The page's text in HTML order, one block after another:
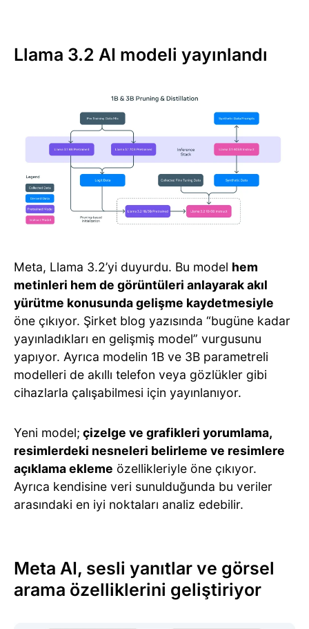
Llama 3.2 AI modeli yayınlandı
Meta, Llama 3.2’yi duyurdu. Bu model hem
metinleri hem de görüntüleri anlayarak akıl
yürütme konusunda gelişme kaydetmesiyle
öne çıkıyor. Şirket blog yazısında “bugüne kadar
yayınladıkları en gelişmiş model” vurgusunu
yapıyor. Ayrıca modelin 1B ve 3B parametreli
modelleri de akıllı telefon veya gözlükler gibi
cihazlarla çalışabilmesi için yayınlanıyor.
Yeni model; çizelge ve grafikleri yorumlama,
resimlerdeki nesneleri belirleme ve resimlere
açıklama ekleme özellikleriyle öne çıkıyor.
Ayrıca kendisine veri sunulduğunda bu veriler
arasındaki en iyi noktaları analiz edebilir.
Meta AI, sesli yanıtlar ve görsel
arama özelliklerini geliştiriyor